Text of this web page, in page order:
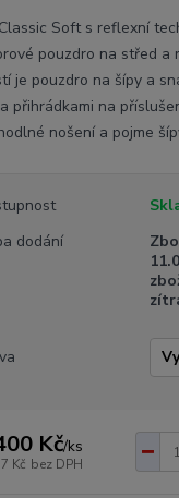
Soft s reflexní
pouzdro na střed a
je pouzdro na šípy a
přihrádkami na
nošení a pojme
dodání
Kč/ks
Kč bez DPH